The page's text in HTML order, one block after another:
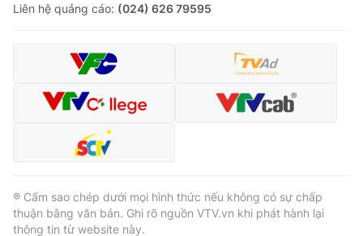
Liên hệ quảng cáo: (024) 626 79595
® Cấm sao chép dưới mọi hình thức nếu không có sự chấp
thuận bằng văn bản. Ghi rõ nguồn VTV.vn khi phát hành lại
thông tin từ website này.